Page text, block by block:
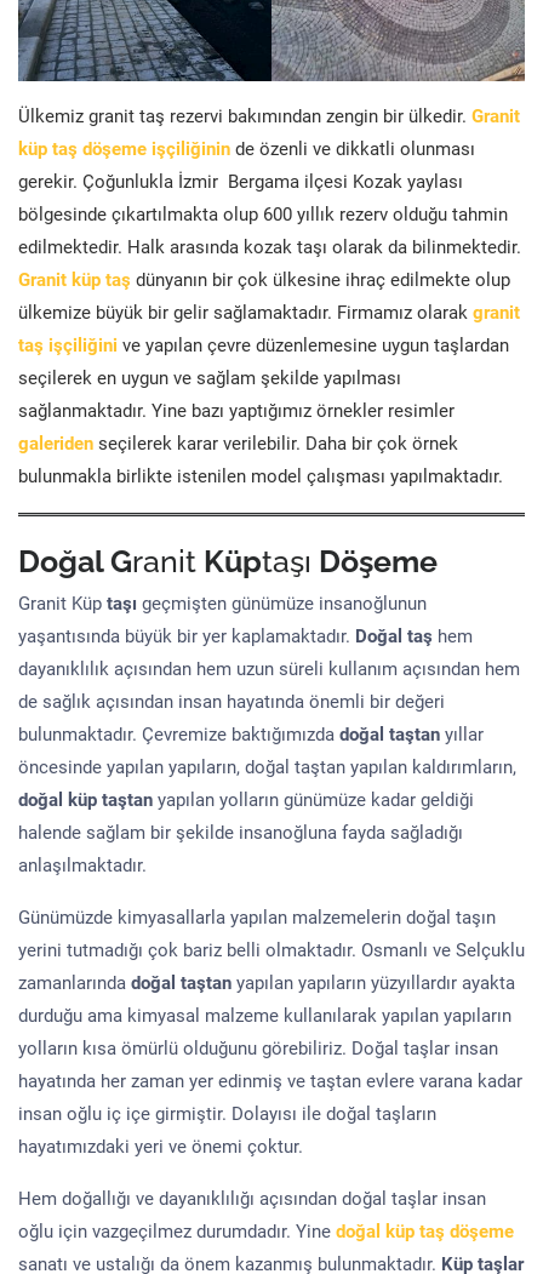
Ülkemiz granit taş rezervi bakımından zengin bir ülkedir. Granit
küp taş döşeme işçiliğinin de özenli ve dikkatli olunması
gerekir. Çoğunlukla İzmir Bergama ilçesi Kozak yaylası
bölgesinde çıkartılmakta olup 600 yıllık rezerv olduğu tahmin
edilmektedir. Halk arasında kozak taşı olarak da bilinmektedir.
Granit küp taş dünyanın bir çok ülkesine ihraç edilmekte olup
ülkemize büyük bir gelir sağlamaktadır. Firmamız olarak granit
taş işçiliğini ve yapılan çevre düzenlemesine uygun taşlardan
seçilerek en uygun ve sağlam şekilde yapılması
sağlanmaktadır. Yine bazı yaptığımız örnekler resimler
galeriden seçilerek karar verilebilir. Daha bir çok örnek
bulunmakla birlikte istenilen model çalışması yapılmaktadır.
Doğal Granit Küptaşı Döşeme
Granit Küp taşı geçmişten günümüze insanoğlunun
yaşantısında büyük bir yer kaplamaktadır. Doğal taş hem
dayanıklılık açısından hem uzun süreli kullanım açısından hem
de sağlık açısından insan hayatında önemli bir değeri
bulunmaktadır. Çevremize baktığımızda doğal taştan yıllar
öncesinde yapılan yapıların, doğal taştan yapılan kaldırımların,
doğal küp taştan yapılan yolların günümüze kadar geldiği
halende sağlam bir şekilde insanoğluna fayda sağladığı
anlaşılmaktadır.
Günümüzde kimyasallarla yapılan malzemelerin doğal taşın
yerini tutmadığı çok bariz belli olmaktadır. Osmanlı ve Selçuklu
zamanlarında doğal taştan yapılan yapıların yüzyıllardır ayakta
durduğu ama kimyasal malzeme kullanılarak yapılan yapıların
yolların kısa ömürlü olduğunu görebiliriz. Doğal taşlar insan
hayatında her zaman yer edinmiş ve taştan evlere varana kadar
insan oğlu iç içe girmiştir. Dolayısı ile doğal taşların
hayatımızdaki yeri ve önemi çoktur.
Hem doğallığı ve dayanıklılığı açısından doğal taşlar insan
oğlu için vazgeçilmez durumdadır. Yine doğal küp taş döşeme
sanatı ve ustalığı da önem kazanmış bulunmaktadır. Küp taşlar